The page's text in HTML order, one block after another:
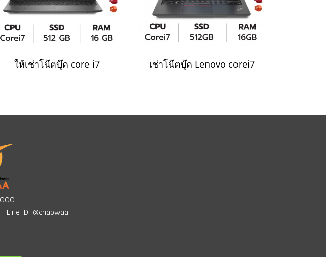
ให้เช่าโน๊ตบุ๊ค core i7 เช่าโน๊ตบุ๊ค Lenovo corei7
Line ID: @chaowaa